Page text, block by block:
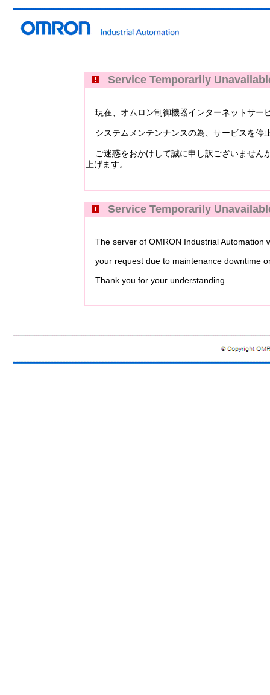
Service Temporarily
現在、オムロン制御機器インターネットサー
システムメンテンナンスの為、サービスを停
ご迷惑をおかけして誠に申し訳ございません
上げます。
Service Temporarily
The server of OMRON Industrial Automation
your request due to maintenance downtime
Thank you for your understanding.